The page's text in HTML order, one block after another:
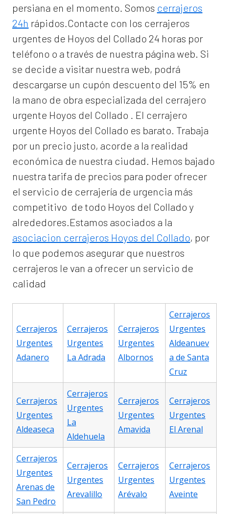
persiana en el momento. Somos cerrajeros
24h rápidos.Contacte con los cerrajeros
urgentes de Hoyos del Collado 24 horas por
teléfono o a través de nuestra página web. Si
se decide a visitar nuestra web, podrá
descargarse un cupón descuento del 15% en
la mano de obra especializada del cerrajero
urgente Hoyos del Collado . El cerrajero
urgente Hoyos del Collado es barato. Trabaja
por un precio justo, acorde a la realidad
económica de nuestra ciudad. Hemos bajado
nuestra tarifa de precios para poder ofrecer
el servicio de cerrajería de urgencia más
competitivo de todo Hoyos del Collado y
alrededores.Estamos asociados a la
asociacion cerrajeros Hoyos del Collado, por
lo que podemos asegurar que nuestros
cerrajeros le van a ofrecer un servicio de
calidad
Cerrajeros
Urgentes
Adanero
Cerrajeros
Urgentes
La Adrada
Cerrajeros
Urgentes
Albornos
Cerrajeros
Urgentes
Aldeanuev
a de Santa
Cruz
Cerrajeros
Urgentes
Aldeaseca
Cerrajeros
Urgentes
La
Aldehuela
Cerrajeros
Urgentes
Amavida
Cerrajeros
Urgentes
El Arenal
Cerrajeros
Urgentes
Arenas de
San Pedro
Cerrajeros
Urgentes
Arevalillo
Cerrajeros
Urgentes
Arévalo
Cerrajeros
Urgentes
Aveinte